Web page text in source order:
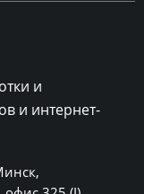
и
и интернет-